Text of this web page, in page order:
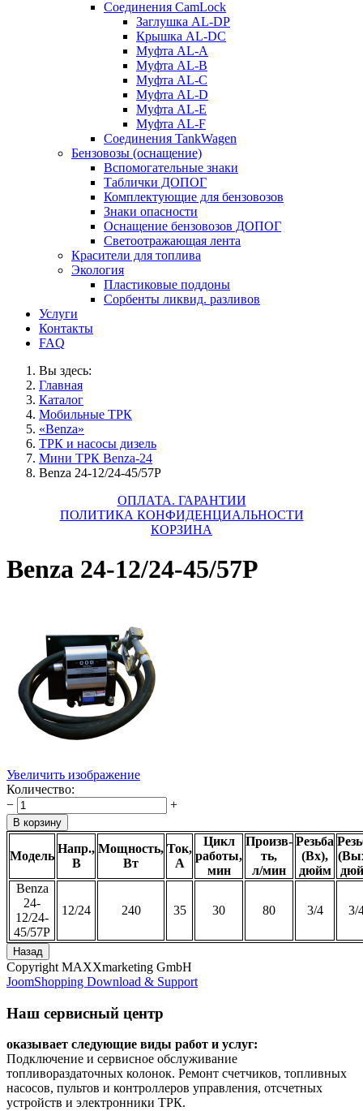
Соединения CamLock
Заглушка AL-DP
Крышка AL-DC
Муфта AL-A
Муфта AL-B
Муфта AL-C
Муфта AL-D
Муфта AL-E
Муфта AL-F
Соединения TankWagen
Бензовозы (оснащение)
Вспомогательные знаки
Таблички ДОПОГ
Комплектующие для бензовозов
Знаки опасности
Оснащение бензовозов ДОПОГ
Светоотражающая лента
Красители для топлива
Экология
Пластиковые поддоны
Сорбенты ликвид. разливов
Услуги
Контакты
FAQ
Вы здесь:
Главная
Каталог
Мобильные ТРК
«Benza»
ТРК и насосы дизель
Мини ТРК Benza-24
Benza 24-12/24-45/57Р
ОПЛАТА. ГАРАНТИИ
ПОЛИТИКА КОНФИДЕНЦИАЛЬНОСТИ
КОРЗИНА
Benza 24-12/24-45/57Р
Увеличить изображение
Количество:
−
+
Модель
Напр.,
В
Мощность,
Вт
Ток,
А
Цикл
работы,
мин
Произв-
ть,
л/мин
Резьба
(Вх),
дюйм
Benza
24-
12/24-
45/57Р
12/24 240 35 30 80 3/4 3/
Copyright MAXXmarketing GmbH
JoomShopping Download & Support
Наш сервисный центр
оказывает следующие виды работ и услуг:
Подключение и сервисное обслуживание
топливораздаточных колонок. Ремонт счетчиков, топливных
насосов, пультов и контроллеров управления, отсчетных
устройств и электронники ТРК.